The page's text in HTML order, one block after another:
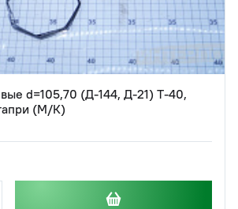
d=105,70 (Д-144, Д-21) Т-40,
(М/К)